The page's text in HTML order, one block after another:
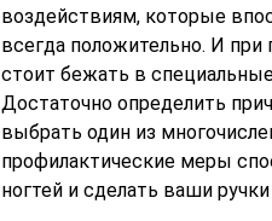
воздействиям, которые
всегда положительно. И при
стоит бежать в
Достаточно определить
выбрать один из
профилактические меры
ногтей и сделать ваши